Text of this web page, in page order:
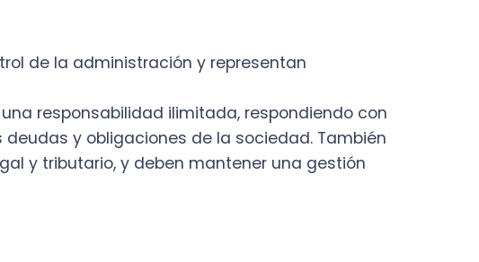
y obligaciones de la sociedad. También
intervienen en la administración de la